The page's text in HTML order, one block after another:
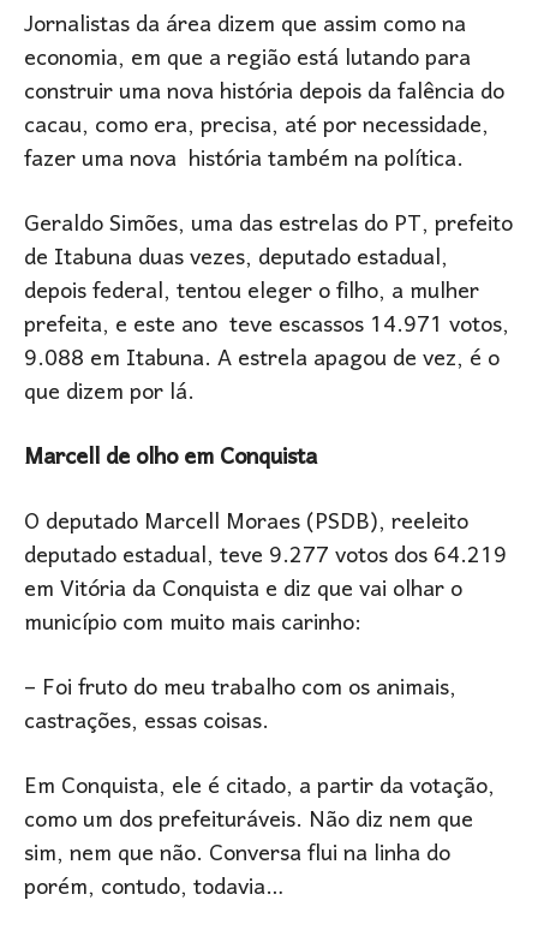
Jornalistas da área dizem que assim como na
economia, em que a região está lutando para
construir uma nova história depois da falência do
cacau, como era, precisa, até por necessidade,
fazer uma nova história também na política.
Geraldo Simões, uma das estrelas do PT, prefeito
de Itabuna duas vezes, deputado estadual,
depois federal, tentou eleger o filho, a mulher
prefeita, e este ano teve escassos 14.971 votos,
9.088 em Itabuna. A estrela apagou de vez, é o
que dizem por lá.
Marcell de olho em Conquista
O deputado Marcell Moraes (PSDB), reeleito
deputado estadual, teve 9.277 votos dos 64.219
em Vitória da Conquista e diz que vai olhar o
município com muito mais carinho:
– Foi fruto do meu trabalho com os animais,
castrações, essas coisas.
Em Conquista, ele é citado, a partir da votação,
como um dos prefeituráveis. Não diz nem que
sim, nem que não. Conversa flui na linha do
porém, contudo, todavia…